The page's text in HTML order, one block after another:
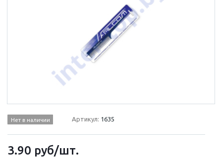
Нет в наличии Артикул: 1635
3.90 руб/шт.